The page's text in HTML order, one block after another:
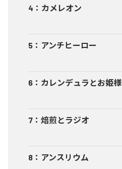
4 ： カメレオン
5 ： アンチヒーロー
6 ： カレンデュラとお姫様
7 ： 焙煎とラジオ
8 ： アンスリウム